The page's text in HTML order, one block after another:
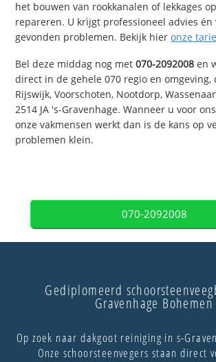
het bouwen van rookkanalen of lekkages
repareren. U krijgt professioneel advies
gevonden problemen. Bekijk hieronze
Bel deze middag nog met070-2092008 en
direct in de gehele 070 regio en omgeving,
Rijswijk, Voorschoten, Nootdorp,
2514 JA 's-Gravenhage. Wanneer u voor
onze vakmensen werkt dan is de kans op
problemen klein.
070-2092008
Gediplomeerd
Gravenhage Bohemen
Op zoek naar dakgoot reiniging in s-
Onze schoorsteenvegers staan direct